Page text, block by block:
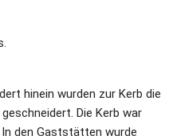
hinein wurden zur Kerb die
Die Kerb war
den Gaststätten wurde